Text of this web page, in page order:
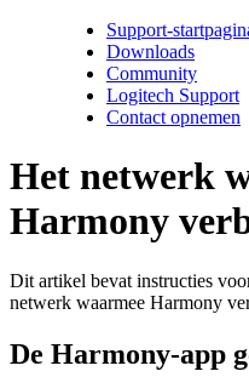
Support-
Downloads
Community
Logitech Support
Contact opnemen
Het netwerk
Harmony
Dit artikel bevat instructies
netwerk waarmee Harmony
De Harmony-app